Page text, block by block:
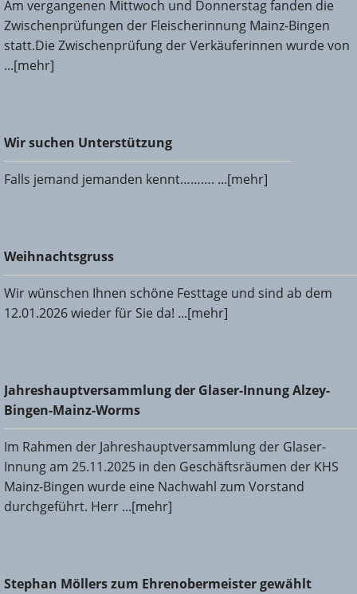
Am vergangenen Mittwoch und Donnerstag fanden die
Zwischenprüfungen der Fleischerinnung Mainz-Bingen
statt.Die Zwischenprüfung der Verkäuferinnen wurde von
...[mehr]
Wir suchen Unterstützung
Wir suchen Unterstützung
Falls jemand jemanden kennt………. ...[mehr]
Weihnachtsgruss
Weihnachtsgruss
Wir wünschen Ihnen schöne Festtage und sind ab dem
12.01.2026 wieder für Sie da! ...[mehr]
Jahreshauptversammlung der Glaser-Innung Alzey-Bingen-
Mainz-Worms
Jahreshauptversammlung der Glaser-Innung Alzey-
Bingen-Mainz-Worms
Im Rahmen der Jahreshauptversammlung der Glaser-
Innung am 25.11.2025 in den Geschäftsräumen der KHS
Mainz-Bingen wurde eine Nachwahl zum Vorstand
durchgeführt. Herr ...[mehr]
Stephan Möllers zum Ehrenobermeister gewählt
Stephan Möllers zum Ehrenobermeister gewählt